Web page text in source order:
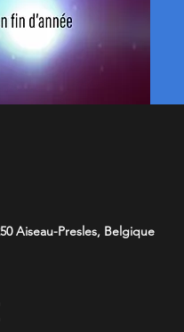
Aiseau-Presles, Belgique